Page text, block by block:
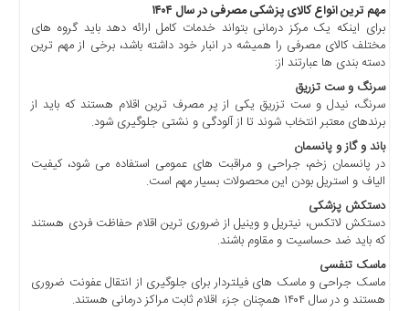
جدید
اخبار
حوادث
اخبار
سیاسی
اخبار
فرهنگی
دسترسی
سریع
صفحه
اصلی
اخبار
اقتصادی
مهم ترین انواع کالای پزشکی مصرفی در سال۱۴۰۴
برای اینکه یک مرکز درمانی بتواند خدمات کامل ارائه دهد باید گروه های
مختلف کالای مصرفی را همیشه در انبار خود داشته باشد، برخی از مهم ترین
دسته بندی ها عبارتند از:
سرنگ و ست تزریق
سرنگ، نیدل و ست تزریق یکی از پر مصرف ترین اقلام هستند که باید از
برندهای معتبر انتخاب شوند تا از آلودگی و نشتی جلوگیری شود.
باند و گاز و پانسمان
در پانسمان زخم، جراحی و مراقبت های عمومی استفاده می شود، کیفیت
الیاف و استریل بودن این محصولات بسیار مهم است.
دستکش پزشکی
دستکش لاتکس، نیتریل و وینیل از ضروری ترین اقلام حفاظت فردی هستند
که باید ضد حساسیت و مقاوم باشند.
ماسک تنفسی
ماسک جراحی و ماسک های فیلتردار برای جلوگیری از انتقال عفونت ضروری
هستند و در سال ۱۴۰۴ همچنان جزء اقلام ثابت مراکز درمانی هستند.